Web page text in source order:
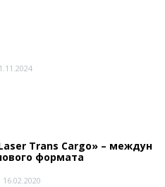
Trans Cargo» – междун
формата
16.02.2020